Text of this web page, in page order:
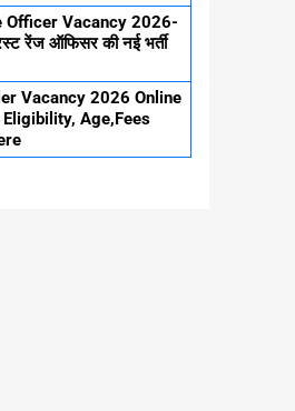
Officer Vacancy 2026-
रेंज ऑफिसर की नई भर्ती
Vacancy 2026 Online
Age,Fees